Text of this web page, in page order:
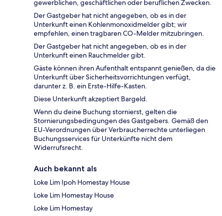
gewerblichen, geschäftlichen oder beruflichen Zwecken.
Der Gastgeber hat nicht angegeben, ob es in der
Unterkunft einen Kohlenmonoxidmelder gibt; wir
empfehlen, einen tragbaren CO-Melder mitzubringen.
Der Gastgeber hat nicht angegeben, ob es in der
Unterkunft einen Rauchmelder gibt.
Gäste können ihren Aufenthalt entspannt genießen, da die
Unterkunft über Sicherheitsvorrichtungen verfügt,
darunter z. B. ein Erste-Hilfe-Kasten.
Diese Unterkunft akzeptiert Bargeld.
Wenn du deine Buchung stornierst, gelten die
Stornierungsbedingungen des Gastgebers. Gemäß den
EU-Verordnungen über Verbraucherrechte unterliegen
Buchungsservices für Unterkünfte nicht dem
Widerrufsrecht.
Auch bekannt als
Loke Lim Ipoh Homestay House
Loke Lim Homestay House
Loke Lim Homestay